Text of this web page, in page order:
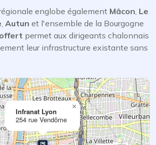
englobe également Mâcon, Le
, Autun et l'ensemble de la Bourgogne
permet aux dirigeants chalonnais
leur infrastructure existante sans
Infranat Lyon
254 rue Vendôme
×